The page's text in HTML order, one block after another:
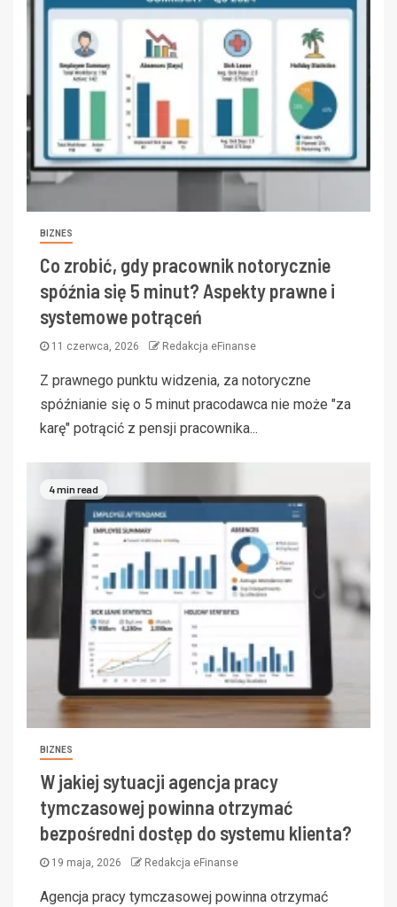
BIZNES
Co zrobić, gdy pracownik notorycznie
spóźnia się 5 minut? Aspekty prawne i
systemowe potrąceń
11 czerwca, 2026 Redakcja eFinanse
Z prawnego punktu widzenia, za notoryczne
spóźnianie się o 5 minut pracodawca nie może "za
karę" potrącić z pensji pracownika...
4 min read
BIZNES
W jakiej sytuacji agencja pracy
tymczasowej powinna otrzymać
bezpośredni dostęp do systemu klienta?
19 maja, 2026 Redakcja eFinanse
Agencja pracy tymczasowej powinna otrzymać